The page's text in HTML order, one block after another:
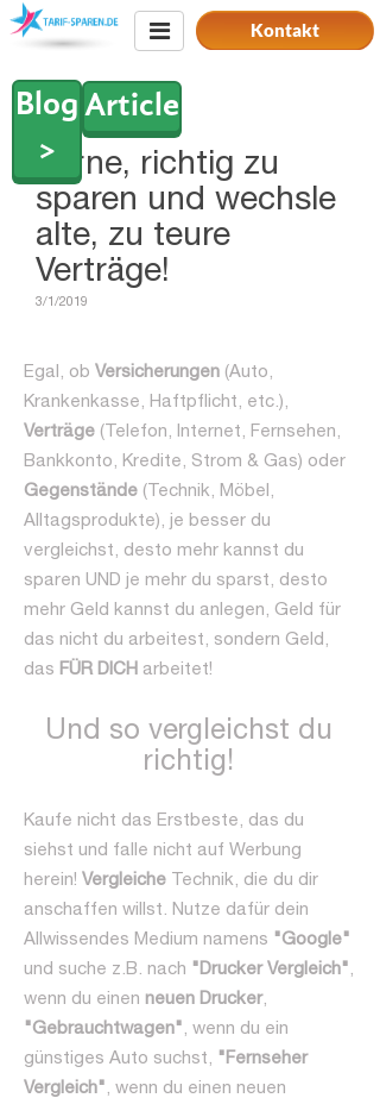
Kontakt
Lerne, richtig zu
sparen und wechsle
alte, zu teure
Verträge!
3/1/2019
Egal, ob Versicherungen (Auto,
Krankenkasse, Haftpflicht, etc.),
Verträge (Telefon, Internet, Fernsehen,
Bankkonto, Kredite, Strom & Gas) oder
Gegenstände (Technik, Möbel,
Alltagsprodukte), je besser du
vergleichst, desto mehr kannst du
sparen UND je mehr du sparst, desto
mehr Geld kannst du anlegen, Geld für
das nicht du arbeitest, sondern Geld,
das FÜR DICH arbeitet!
Und so vergleichst du
richtig!
Kaufe nicht das Erstbeste, das du
siehst und falle nicht auf Werbung
herein! Vergleiche Technik, die du dir
anschaffen willst. Nutze dafür dein
Allwissendes Medium namens "Google"
und suche z.B. nach "Drucker Vergleich"
wenn du einen neuen Drucker,
"Gebrauchtwagen" , wenn du ein
günstiges Auto suchst,
"Fernseher
Vergleich" , wenn du einen neuen
Blog
>
Article